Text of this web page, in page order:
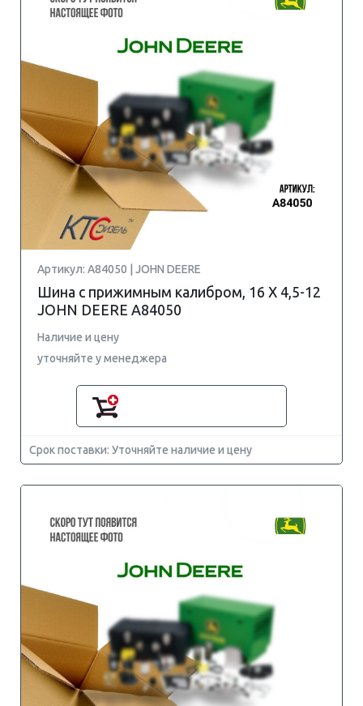
Артикул: A84050 | JOHN DEERE
Шина с прижимным калибром, 16 X 4,5-12
JOHN DEERE A84050
Наличие и цену
уточняйте у менеджера
Срок поставки: Уточняйте наличие и цену